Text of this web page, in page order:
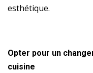
esthétique.
Opter pour un
cuisine